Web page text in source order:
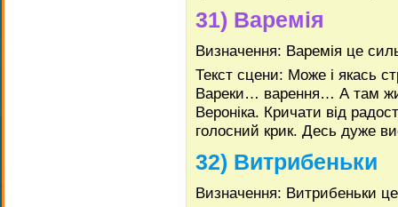
31) Варемія
Визначення: Варемія це
Текст сцени: Може і якась
Вареки… варення… А там
Вероніка. Кричати від
голосний крик. Десь дуже
32) Витрибеньки
Визначення: Витрибеньки